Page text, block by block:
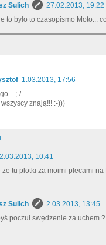
Sulich
27.02.2013, 19:22
to było to czasopismo Moto...
1.03.2013, 17:56
;-/
znają!!! :-)))
2.03.2013, 10:41
że tu plotki za moimi plecami na
Sulich
2.03.2013, 13:45
poczuł swędzenie za uchem